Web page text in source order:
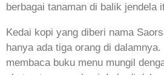
berbagai tanaman di balik jendela
Kedai kopi yang diberi nama
hanya ada tiga orang di
membaca buku menu mungil